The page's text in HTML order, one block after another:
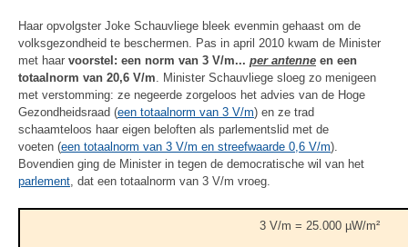
Haar opvolgster Joke Schauvliege bleek evenmin gehaast om de
volksgezondheid te beschermen. Pas in april 2010 kwam de Minister
met haar voorstel: een norm van 3 V/m... per antenne en een
totaalnorm van 20,6 V/m. Minister Schauvliege sloeg zo menigeen
met verstomming: ze negeerde zorgeloos het advies van de Hoge
Gezondheidsraad (een totaalnorm van 3 V/m) en ze trad
schaamteloos haar eigen beloften als parlementslid met de
voeten (een totaalnorm van 3 V/m en streefwaarde 0,6 V/m).
Bovendien ging de Minister in tegen de democratische wil van het
parlement, dat een totaalnorm van 3 V/m vroeg.
3 V/m = 25.000 µW/m²